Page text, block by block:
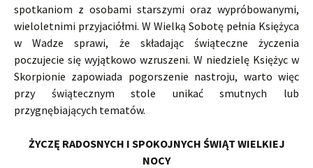
spotkaniom z osobami starszymi oraz wypróbowanymi,
wieloletnimi przyjaciółmi. W Wielką Sobotę pełnia Księżyca
w Wadze sprawi, że składając świąteczne życzenia
poczujecie się wyjątkowo wzruszeni. W niedzielę Księżyc w
Skorpionie zapowiada pogorszenie nastroju, warto więc
przy świątecznym stole unikać smutnych lub
przygnębiających tematów.
ŻYCZĘ RADOSNYCH I SPOKOJNYCH ŚWIĄT WIELKIEJ
NOCY